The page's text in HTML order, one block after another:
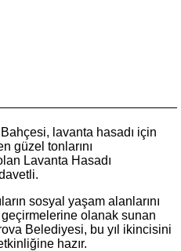
lavanta hasadı için
güzel tonlarını
Lavanta Hasadı
sosyal yaşam alanlarını
olanak sunan
Belediyesi, bu yıl ikincisini
hazır.